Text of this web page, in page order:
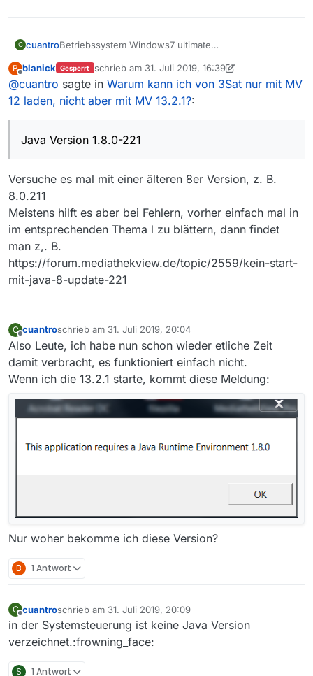
C cuantro
Betriebssystem Windows7 ultimate
Java Version 1.8.0-221
Noch was>?
B
Offline
blanick Gesperrt schrieb am 31. Juli 2019, 16:39
zuletzt editiert von blanick8. Feb. 2019, 16:22
@cuantro sagte in Warum kann ich von 3Sat nur mit MV
12 laden, nicht aber mit MV 13.2.1?:
Java Version 1.8.0-221
Versuche es mal mit einer älteren 8er Version, z. B.
8.0.211
Meistens hilft es aber bei Fehlern, vorher einfach mal in
im entsprechenden Thema l zu blättern, dann findet
man z,. B.
https://forum.mediathekview.de/topic/2559/kein-start-
mit-java-8-update-221
C
Offline
cuantroschrieb am 31. Juli 2019, 20:04
zuletzt editiert von
Also Leute, ich habe nun schon wieder etliche Zeit
damit verbracht, es funktioniert einfach nicht.
Wenn ich die 13.2.1 starte, kommt diese Meldung:
Nur woher bekomme ich diese Version?
B 1 Antwort
C
Offline
cuantroschrieb am 31. Juli 2019, 20:09
zuletzt editiert von
in der Systemsteuerung ist keine Java Version
verzeichnet.:frowning_face:
S 1 Antwort